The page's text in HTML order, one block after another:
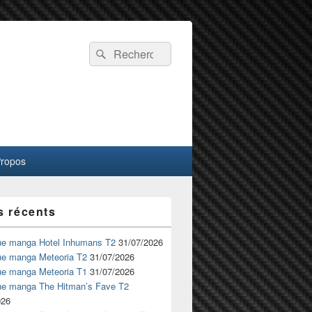
Recherche :
Rechercher
récents
manga Hotel Inhumans T2 31/07/2026
manga Meteoria T2 31/07/2026
manga Meteoria T1 31/07/2026
manga The Hitman’s Fave T2